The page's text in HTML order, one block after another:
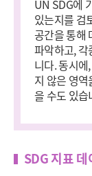
UN SDG에
있는지를 검
공간을 통해
파악하고,
니다. 동시
지 않은 영
을 수도 있습
SDG 지표